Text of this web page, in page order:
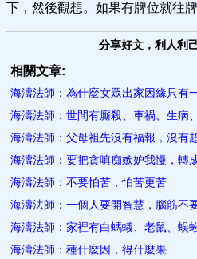
下，然後觀想。如果有牌位就往
分享好文，利人利
相關文章:
海濤法師：為什麼女眾出家因緣只有
海濤法師：世間有廝殺、車禍、生病
海濤法師：父母祖先沒有福報，沒有
海濤法師：要把貪嗔痴嫉妒我慢，轉
海濤法師：不要怕苦，怕苦更苦
海濤法師：一個人要開智慧，腦筋不
海濤法師：家裡有白螞蟻、老鼠、蜈
海濤法師：種什麼因，得什麼果